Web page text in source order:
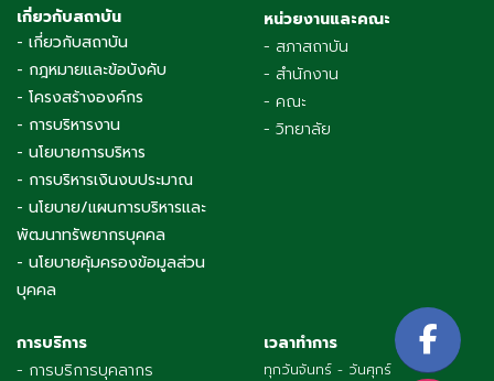
เกี่ยวกับสถาบัน
- เกี่ยวกับสถาบัน
- กฎหมายและข้อบังคับ
- โครงสร้างองค์กร
- การบริหารงาน
- นโยบายการบริหาร
- การบริหารเงินงบประมาณ
- นโยบาย/แผนการบริหารและ
พัฒนาทรัพยากรบุคคล
- นโยบายคุ้มครองข้อมูลส่วน
บุคคล
หน่วยงานและคณะ
- สภาสถาบัน
- สำนักงาน
- คณะ
- วิทยาลัย
การบริการ
- การบริการบุคลากร
เวลาทำการ
ทุกวันจันทร์ - วันศุกร์